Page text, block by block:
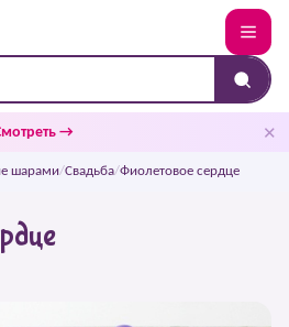
→ ✕
шарами/Свадьба/Фиолетовое сердце